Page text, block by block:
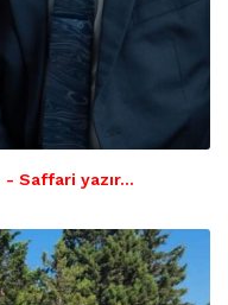
- Saffari yazır…